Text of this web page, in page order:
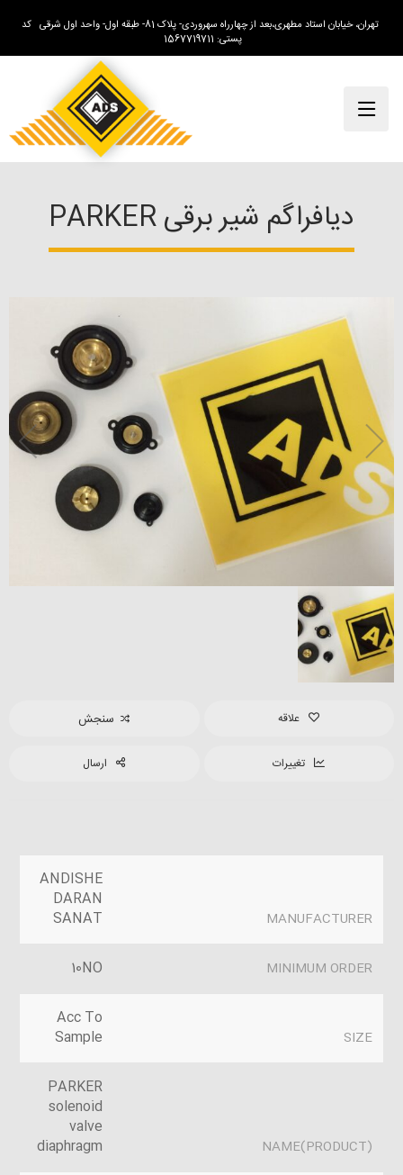
تهران، خیابان استاد مطهری،بعد از چهارراه سهروردی- پلاک 81- طبقه اول- واحد اول شرقی کد
پستی: 1567719711
دیافراگم شیر برقی PARKER
علاقه سنجش
تغییرات ارسال
MANUFACTURER
ANDISHE
DARAN
SANAT
MINIMUM ORDER
10NO
SIZE
Acc To
Sample
(PRODUCT)NAME
PARKER
solenoid
valve
diaphragm